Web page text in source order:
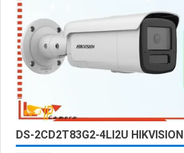
DS-2CD2T83G2-4LI2U HIKVISION